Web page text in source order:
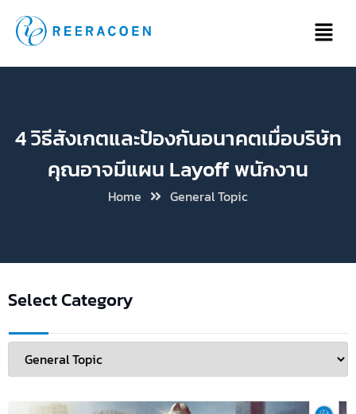
4 วิธีสังเกตและป้องกันอนาคตเมื่อบริษัท
คุณอาจมีแผน Layoff พนักงาน
Home General Topic
Select Category